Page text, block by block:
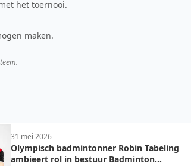
het toernooi.
maken.
31 mei 2026
Olympisch badmintonner Robin Tabeling
ambieert rol in bestuur Badminton